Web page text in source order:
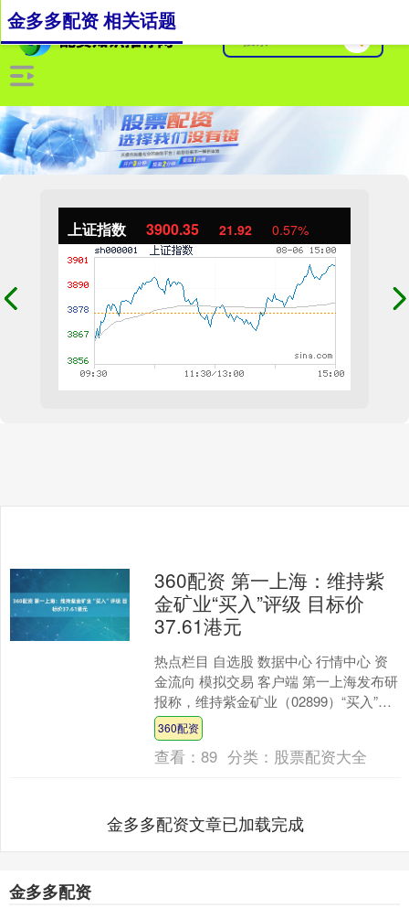
上证指数 3900.35 21.92 0.57%
金多多配资 相关话题
360配资 第一上海：维持紫
金矿业“买入”评级 目标价
37.61港元
热点栏目 自选股 数据中心 行情中心 资
金流向 模拟交易 客户端 第一上海发布研
报称，维持紫金矿业（02899）“买入”评
级，分别调整2025-2027年归母净....
360配资
查看：89 分类： 股票配资大全
金多多配资文章已加载完成
金多多配资